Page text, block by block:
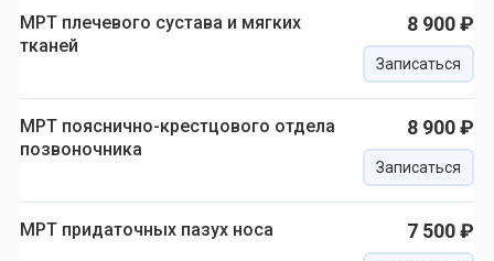
МРТ плечевого сустава и мягких
тканей
8 900 ₽
Записаться
МРТ пояснично-крестцового отдела
позвоночника
8 900 ₽
Записаться
МРТ придаточных пазух носа 7 500 ₽